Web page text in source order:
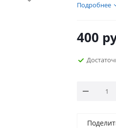
Подробнее
400